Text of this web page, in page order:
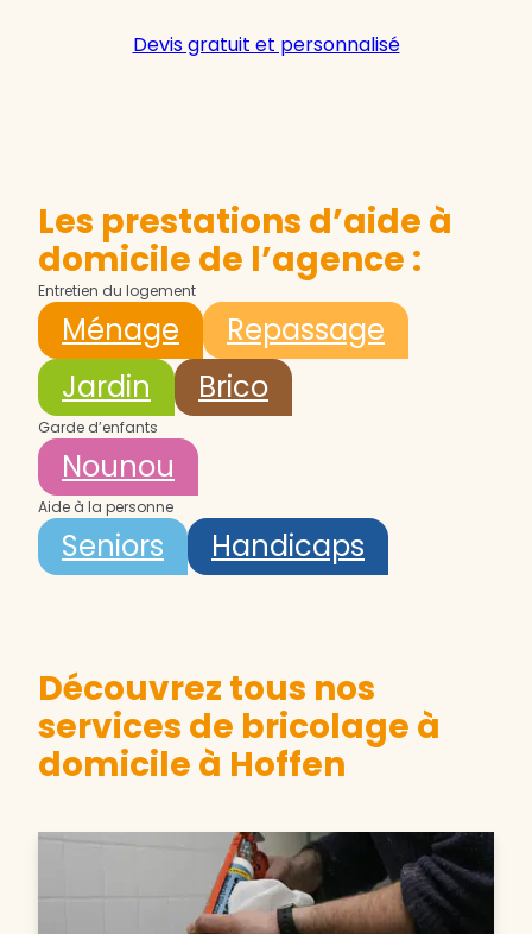
Devis gratuit et personnalisé
Les prestations d’aide à
domicile de l’agence :
Entretien du logement
Ménage
Repassage
Jardin
Brico
Garde d’enfants
Nounou
Aide à la personne
Seniors Handicaps
Découvrez tous nos
services de bricolage à
domicile à Hoffen